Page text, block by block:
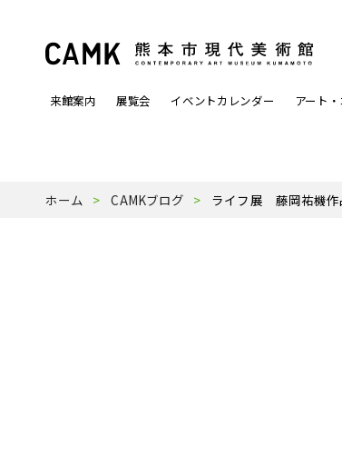
来館案内 展覧会 イベントカレンダー アート
ホーム CAMKブログ ライフ展 藤岡祐機作